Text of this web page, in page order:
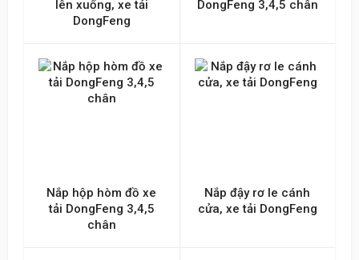
lên xuống, xe tải
DongFeng
DongFeng 3,4,5 chân
Nắp hộp hòm đồ xe
tải DongFeng 3,4,5
chân
Nắp đậy rơ le cánh
cửa, xe tải DongFeng